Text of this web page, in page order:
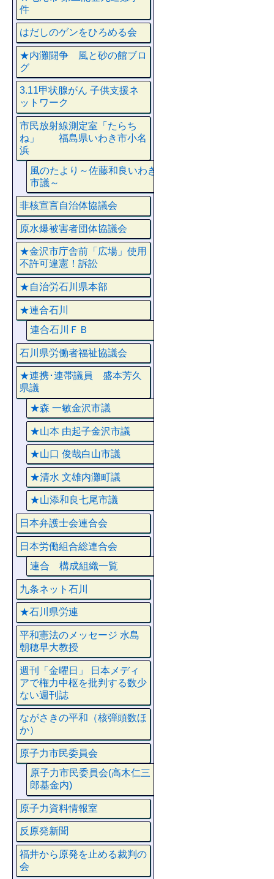
件
はだしのゲンをひろめる会
★内灘闘争 風と砂の館ブロ
グ
3.11甲状腺がん 子供支援ネ
ットワーク
市民放射線測定室「たらち
ね」 福島県いわき市小名
浜
風のたより～佐藤和良いわき
市議～
非核宣言自治体協議会
原水爆被害者団体協議会
★金沢市庁舎前「広場」使用
不許可違憲！訴訟
★自治労石川県本部
★連合石川
連合石川ＦＢ
石川県労働者福祉協議会
★連携･連帯議員 盛本芳久
県議
★森 一敏金沢市議
★山本 由起子金沢市議
★山口 俊哉白山市議
★清水 文雄内灘町議
★山添和良七尾市議
日本弁護士会連合会
日本労働組合総連合会
連合 構成組織一覧
九条ネット石川
★石川県労連
平和憲法のメッセージ 水島
朝穂早大教授
週刊「金曜日」 日本メディ
アで権力中枢を批判する数少
ない週刊誌
ながさきの平和（核弾頭数ほ
か）
原子力市民委員会
原子力市民委員会(高木仁三
郎基金内)
原子力資料情報室
反原発新聞
福井から原発を止める裁判の
会